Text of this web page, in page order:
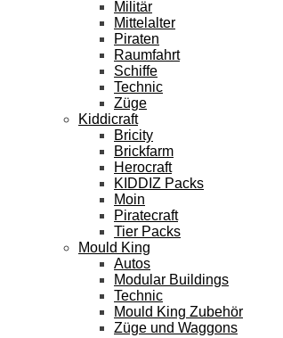
Militär
Mittelalter
Piraten
Raumfahrt
Schiffe
Technic
Züge
Kiddicraft
Bricity
Brickfarm
Herocraft
KIDDIZ Packs
Moin
Piratecraft
Tier Packs
Mould King
Autos
Modular Buildings
Technic
Mould King Zubehör
Züge und Waggons